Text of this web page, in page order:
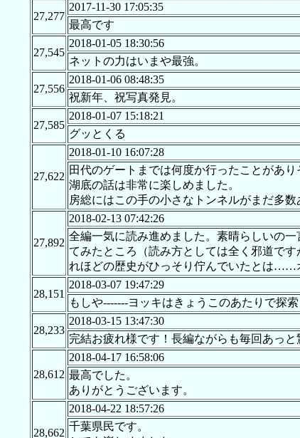
27,277
2017-11-30 17:05:35
最高です
27,545
2018-01-05 18:30:56
ネットの力はいまや最強。
27,556
2018-01-06 08:48:35
祝新年、祝写真発見。
27,585
2018-01-07 15:18:21
グッとくる
27,622
2018-01-10 16:07:28
田代のゲートまでは何度か行ったことがあり
湖底の話は非常に楽しめました。
房総にはこの手の小さなトンネルがまだ多数
27,892
2018-02-13 07:42:26
全編一気に読み進めました。素晴らしいの
てみたところ（読み方としては全く邪道で
れほどの歴史がひっそり佇んでいたとは……
28,151
2018-03-07 19:47:29
もしや-------ヨッキはきょうこのあたりで探
28,233
2018-03-15 13:47:30
完結お疲れ様です！長編ながらも毎回あっ
28,612
2018-04-17 16:58:06
最高でした。
ありがとうございます。
28,662
2018-04-22 18:57:26
千葉県民です。